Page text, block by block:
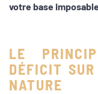
votre base
LE
DÉFICIT
NATURE